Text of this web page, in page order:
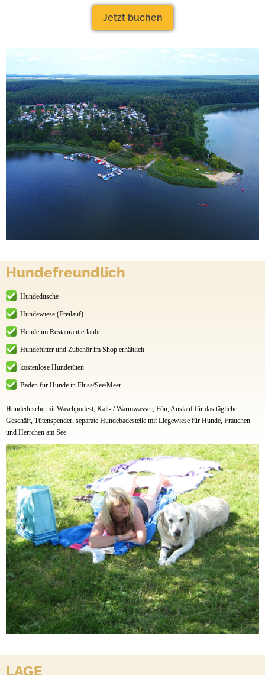
Jetzt buchen
Hundefreundlich
Hundedusche
Hundewiese (Freilauf)
Hunde im Restaurant erlaubt
Hundefutter und Zubehör im Shop erhältlich
kostenlose Hundetüten
Baden für Hunde in Fluss/See/Meer
Hundedusche mit Waschpodest, Kalt- / Warmwasser, Fön, Auslauf für das tägliche
Geschäft, Tütenspender, separate Hundebadestelle mit Liegewiese für Hunde, Frauchen
und Herrchen am See
LAGE